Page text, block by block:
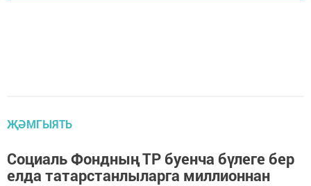
ҖӘМГЫЯТЬ
Социаль Фондның ТР буенча бүлеге бер
елда татарстанлыларга миллионнан